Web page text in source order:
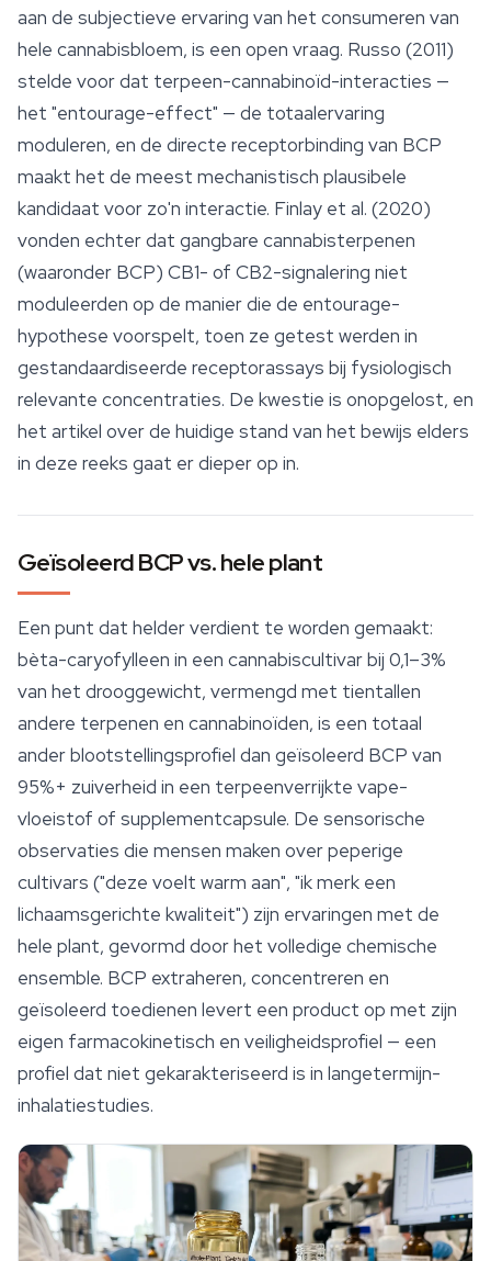
aan de subjectieve ervaring van het consumeren van
hele cannabisbloem, is een open vraag. Russo (2011)
stelde voor dat terpeen-cannabinoïd-interacties —
het "entourage-effect" — de totaalervaring
moduleren, en de directe receptorbinding van BCP
maakt het de meest mechanistisch plausibele
kandidaat voor zo'n interactie. Finlay et al. (2020)
vonden echter dat gangbare cannabisterpenen
(waaronder BCP) CB1- of CB2-signalering niet
moduleerden op de manier die de entourage-
hypothese voorspelt, toen ze getest werden in
gestandaardiseerde receptorassays bij fysiologisch
relevante concentraties. De kwestie is onopgelost, en
het artikel over de huidige stand van het bewijs elders
in deze reeks gaat er dieper op in.
Geïsoleerd BCP vs. hele plant
Een punt dat helder verdient te worden gemaakt:
bèta-caryofylleen in een cannabiscultivar bij 0,1–3%
van het drooggewicht, vermengd met tientallen
andere terpenen en cannabinoïden, is een totaal
ander blootstellingsprofiel dan geïsoleerd BCP van
95%+ zuiverheid in een terpeenverrijkte vape-
vloeistof of supplementcapsule. De sensorische
observaties die mensen maken over peperige
cultivars ("deze voelt warm aan", "ik merk een
lichaamsgerichte kwaliteit") zijn ervaringen met de
hele plant, gevormd door het volledige chemische
ensemble. BCP extraheren, concentreren en
geïsoleerd toedienen levert een product op met zijn
eigen farmacokinetisch en veiligheidsprofiel — een
profiel dat niet gekarakteriseerd is in langetermijn-
inhalatiestudies.